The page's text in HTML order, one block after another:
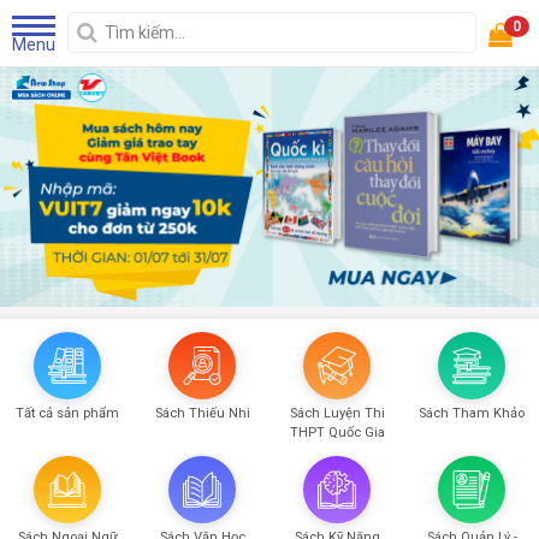
Menu
0
Tất cả sản phẩm Sách Thiếu Nhi
Sách Luyện Thi
THPT Quốc Gia
Sách Tham Khảo